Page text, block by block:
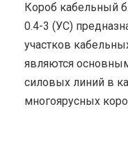
Короб кабельный
0.4-3 (УС)
участков
являются
силовых линий в
многоярусных